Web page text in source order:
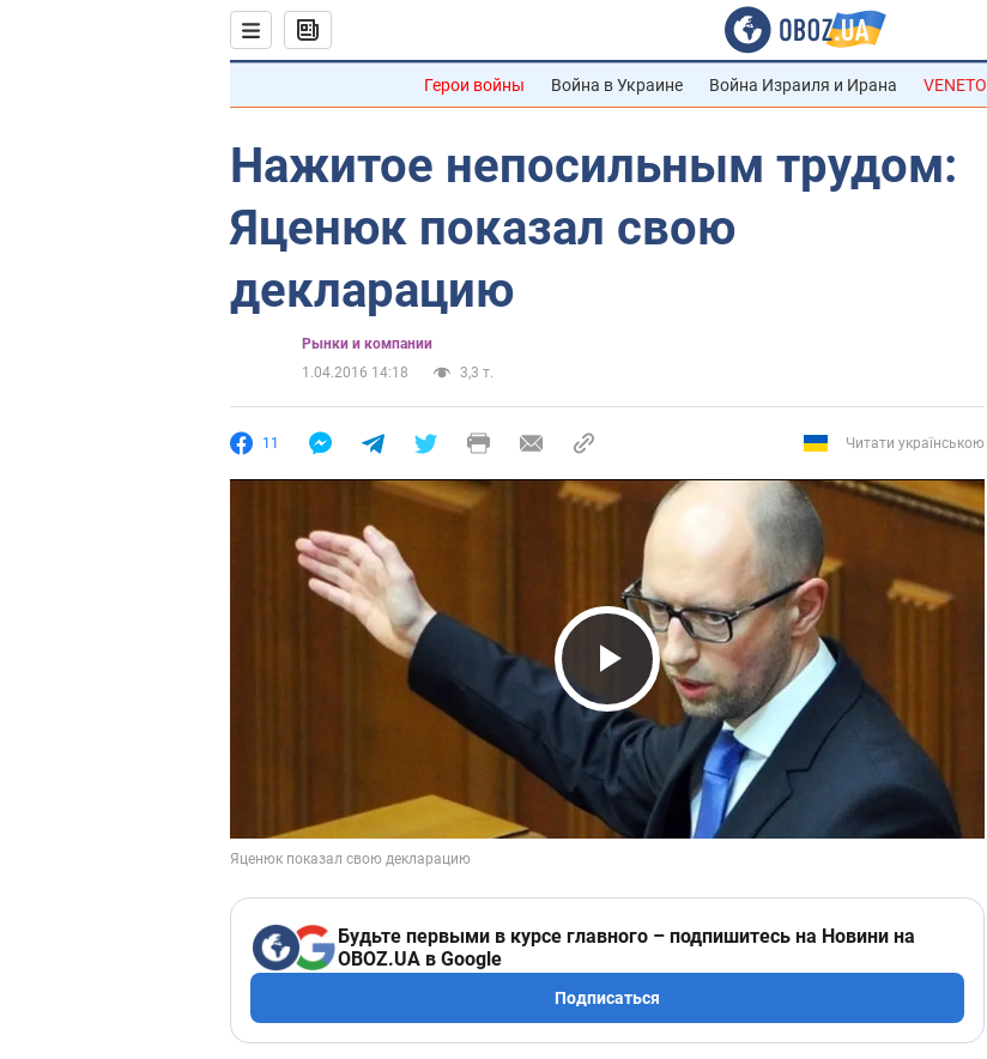
Герои войны Война в Украине Война Израиля и Ирана VENETO
Нажитое непосильным трудом:
Яценюк показал свою
декларацию
Рынки и компании
1.04.2016 14:18
3,3 т.
11 Читати українською
Play Video
Будьте первыми в курсе главного – подпишитесь на Новини на
OBOZ.UA в Google
Подписаться